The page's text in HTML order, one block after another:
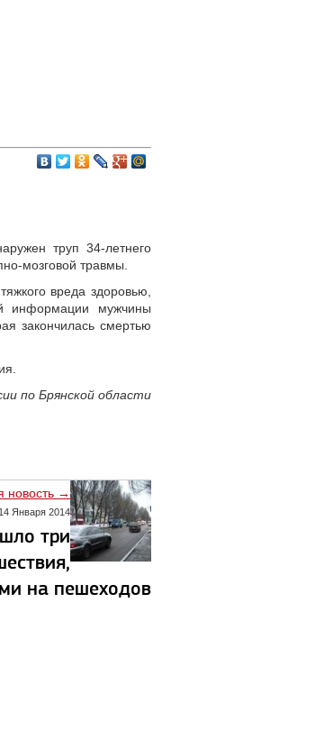
труп 34-летнего
мозговой травмы.
вреда здоровью,
информации мужчины
закончилась смертью
по Брянской области
новость →
14 Января 2014
три
на пешеходов